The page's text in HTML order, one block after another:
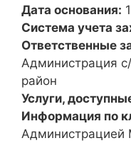
Дата основания:
Система учета
Ответственные
Администрация
район
Услуги,
Информация по
Администрацией